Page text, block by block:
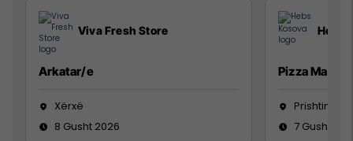
Viva Fresh Store
Arkatar/e
Xërxë
8 Gusht 2026
Hebs
Pizza Man
Prishtinë
7 Gusht